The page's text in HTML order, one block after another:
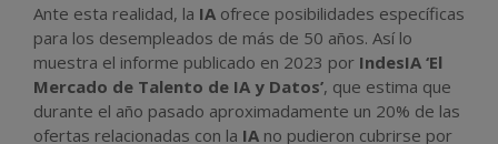
Ante esta realidad, la IA ofrece posibilidades específicas
para los desempleados de más de 50 años. Así lo
muestra el informe publicado en 2023 por IndesIA ‘El
Mercado de Talento de IA y Datos’, que estima que
durante el año pasado aproximadamente un 20% de las
ofertas relacionadas con la IA no pudieron cubrirse por